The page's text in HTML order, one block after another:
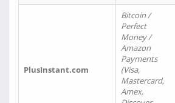
PlusInstant.com
Bitcoin /
Perfect
Money /
Amazon
Payments
(Visa,
Mastercard,
Amex,